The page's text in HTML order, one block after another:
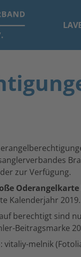
zur Verfügung.
Oderangelkarte
Kalenderjahr 2019.
berechtigt sind
Beitragsmarke
vitaliy-melnik